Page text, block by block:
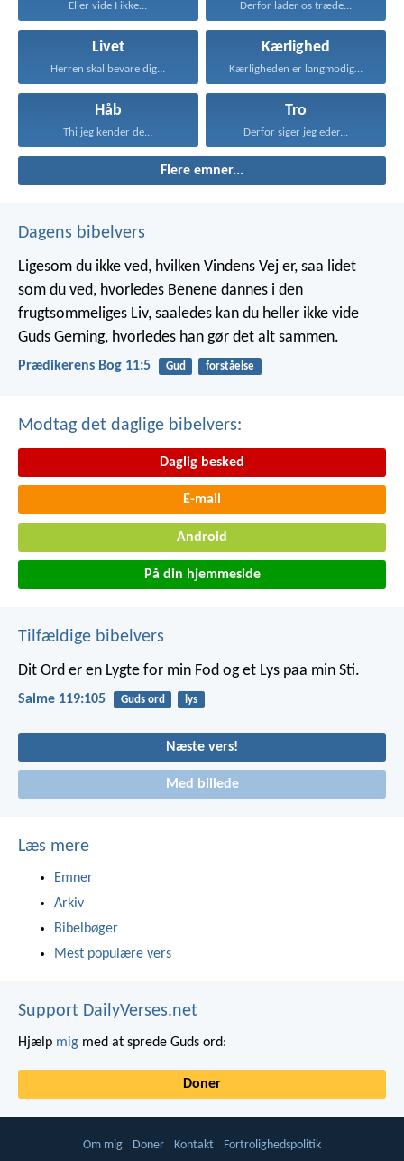
Eller vide I ikke... Derfor lader os træde...
Livet
Herren skal bevare dig...
Kærlighed
Kærligheden er langmodig, er...
Håb
Thi jeg kender de...
Tro
Derfor siger jeg eder...
Flere emner...
Dagens bibelvers
Ligesom du ikke ved, hvilken Vindens Vej er, saa lidet
som du ved, hvorledes Benene dannes i den
frugtsommeliges Liv, saaledes kan du heller ikke vide
Guds Gerning, hvorledes han gør det alt sammen.
Prædikerens Bog 11:5 Gud forståelse
Modtag det daglige bibelvers:
Daglig besked
E-mail
Android
På din hjemmeside
Tilfældige bibelvers
Dit Ord er en Lygte for min Fod og et Lys paa min Sti.
Salme 119:105 Guds ord lys
Næste vers!
Med billede
Læs mere
Emner
Arkiv
Bibelbøger
Mest populære vers
Support DailyVerses.net
Hjælp mig med at sprede Guds ord:
Doner
Om mig Doner Kontakt Fortrolighedspolitik